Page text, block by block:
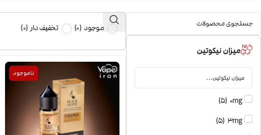
میزان نیکوتین
0mg
(
5
)
3mg
(
5
)
موجود (
0
) تخفیف دار (
0
)
ناموجود